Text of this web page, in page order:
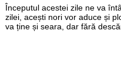
Începutul acestei zile ne va
zilei, acești nori vor aduce și
va ține și seara, dar fără